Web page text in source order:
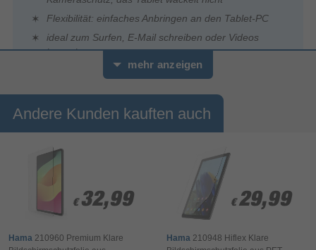
Flexibilität: einfaches Anbringen an den Tablet-PC
ideal zum Surfen, E-Mail schreiben oder Videos
betrachten
perfekte Standfunktion durch einfaches Falten des
Einzigartiger Tabletschutz für das Apple iPad Pro 13" (2024):
D3O-lizenzierte Tablet-Hülle ist der Bodyguard für Ihr Tablet mit
Stoßschutz, Fallschutz und Kratzschutz
D3O – Schutz nach Industriestandard
High-End-Cover mit D3O-Lizenz: Diese Bumper-Hülle garantiert
Schutzhülle für jede Situation
mehr anzeigen
Andere Kunden kauften auch
€ 32,99
€ 32,99
Hama 210960 Premium Klare
€ 29,99
€ 29,99
Hama 210948 Hiflex Klare